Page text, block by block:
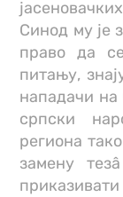
Синод му је
право да
питању,
нападачи
српски
региона
замену